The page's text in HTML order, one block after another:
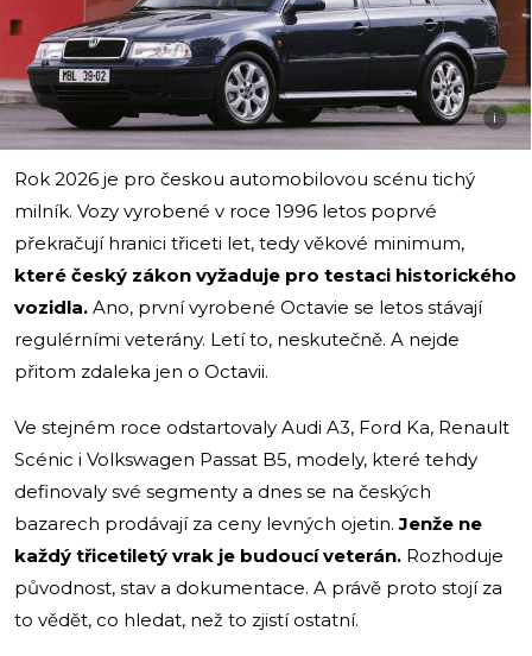
i
Rok 2026 je pro českou automobilovou scénu tichý
milník. Vozy vyrobené v roce 1996 letos poprvé
překračují hranici třiceti let, tedy věkové minimum,
které český zákon vyžaduje pro testaci historického
vozidla. Ano, první vyrobené Octavie se letos stávají
regulérními veterány. Letí to, neskutečně. A nejde
přitom zdaleka jen o Octavii.
Ve stejném roce odstartovaly Audi A3, Ford Ka, Renault
Scénic i Volkswagen Passat B5, modely, které tehdy
definovaly své segmenty a dnes se na českých
bazarech prodávají za ceny levných ojetin.Jenže ne
každý třicetiletý vrak je budoucí veterán. Rozhoduje
původnost, stav a dokumentace. A právě proto stojí za
to vědět, co hledat, než to zjistí ostatní.